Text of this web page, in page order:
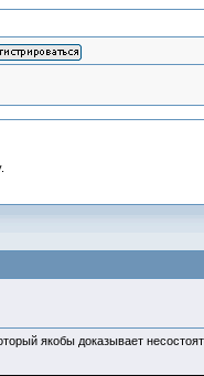
якобы доказывает